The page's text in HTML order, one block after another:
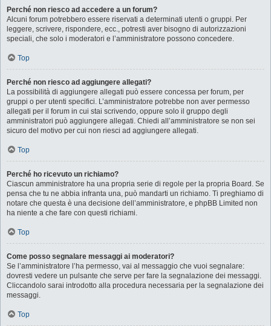
Perché non riesco ad accedere a un forum?
Alcuni forum potrebbero essere riservati a determinati utenti o gruppi. Per
leggere, scrivere, rispondere, ecc., potresti aver bisogno di autorizzazioni
speciali, che solo i moderatori e l’amministratore possono concedere.
Top
Perché non riesco ad aggiungere allegati?
La possibilità di aggiungere allegati può essere concessa per forum, per
gruppi o per utenti specifici. L’amministratore potrebbe non aver permesso
allegati per il forum in cui stai scrivendo, oppure solo il gruppo degli
amministratori può aggiungere allegati. Chiedi all’amministratore se non sei
sicuro del motivo per cui non riesci ad aggiungere allegati.
Top
Perché ho ricevuto un richiamo?
Ciascun amministratore ha una propria serie di regole per la propria Board. Se
pensa che tu ne abbia infranta una, può mandarti un richiamo. Ti preghiamo di
notare che questa è una decisione dell’amministratore, e phpBB Limited non
ha niente a che fare con questi richiami.
Top
Come posso segnalare messaggi ai moderatori?
Se l’amministratore l’ha permesso, vai al messaggio che vuoi segnalare:
dovresti vedere un pulsante che serve per fare la segnalazione dei messaggi.
Cliccandolo sarai introdotto alla procedura necessaria per la segnalazione dei
messaggi.
Top